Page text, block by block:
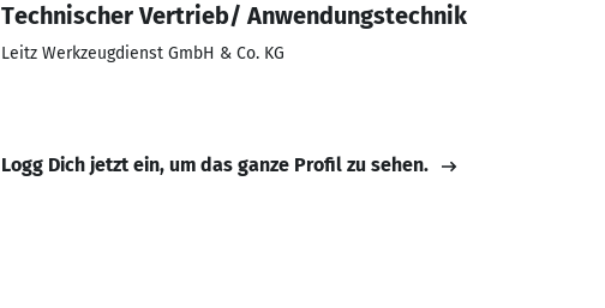
Technischer Vertrieb/ Anwendungstechnik
Leitz Werkzeugdienst GmbH & Co. KG
Logg Dich jetzt ein, um das ganze Profil zu sehen.